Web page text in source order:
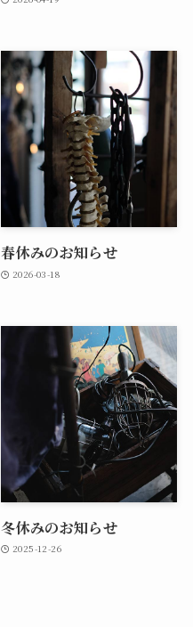
春休みのお知らせ
2026-03-18
冬休みのお知らせ
2025-12-26